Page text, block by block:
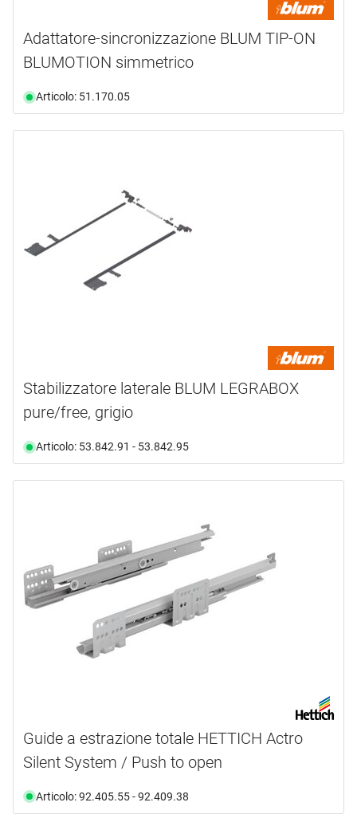
Adattatore-sincronizzazione BLUM TIP-ON
BLUMOTION simmetrico
Articolo: 51.170.05
Stabilizzatore laterale BLUM LEGRABOX
pure/free, grigio
Articolo: 53.842.91 - 53.842.95
Guide a estrazione totale HETTICH Actro
Silent System / Push to open
Articolo: 92.405.55 - 92.409.38